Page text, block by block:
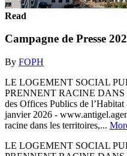
Read
Campagne de Presse
By FOPH
LE LOGEMENT SOCIAL
PRENNENT RACINE DANS
des Offices Publics de
janvier 2026 -
racine dans les territoires,...
LE LOGEMENT SOCIAL